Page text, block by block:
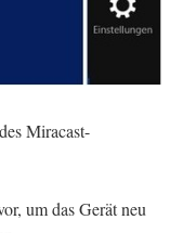
Miracast-
um das Gerät neu